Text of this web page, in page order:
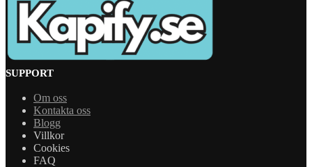
SUPPORT
Om oss
Kontakta oss
Blogg
Villkor
Cookies
FAQ